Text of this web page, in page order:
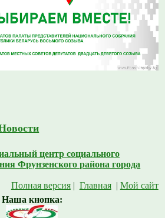
центр социального
Фрунзенского района города
Полная версия| Главная| Мой сайт
Наша кнопка: